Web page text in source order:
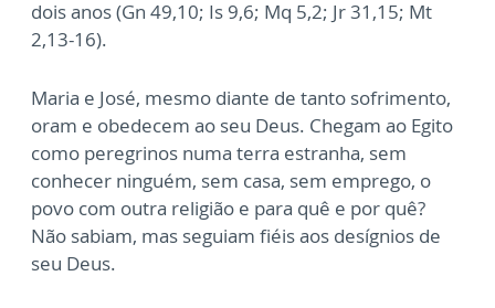
dois anos (Gn 49,10; Is 9,6; Mq 5,2; Jr 31,15; Mt
2,13-16).
Maria e José, mesmo diante de tanto sofrimento,
oram e obedecem ao seu Deus. Chegam ao Egito
como peregrinos numa terra estranha, sem
conhecer ninguém, sem casa, sem emprego, o
povo com outra religião e para quê e por quê?
Não sabiam, mas seguiam fiéis aos desígnios de
seu Deus.